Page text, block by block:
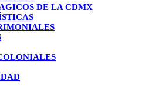
DE LA CDMX